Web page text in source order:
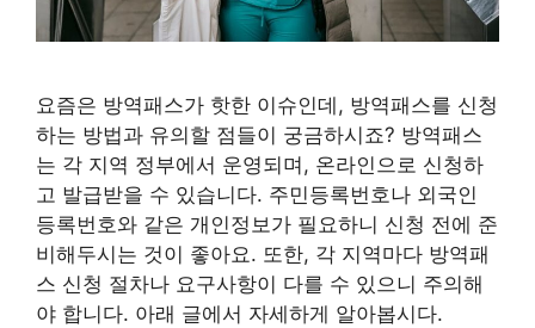
요즘은 방역패스가 핫한 이슈인데, 방역패스를 신청
하는 방법과 유의할 점들이 궁금하시죠? 방역패스
는 각 지역 정부에서 운영되며, 온라인으로 신청하
고 발급받을 수 있습니다. 주민등록번호나 외국인
등록번호와 같은 개인정보가 필요하니 신청 전에 준
비해두시는 것이 좋아요. 또한, 각 지역마다 방역패
스 신청 절차나 요구사항이 다를 수 있으니 주의해
야 합니다. 아래 글에서 자세하게 알아봅시다.